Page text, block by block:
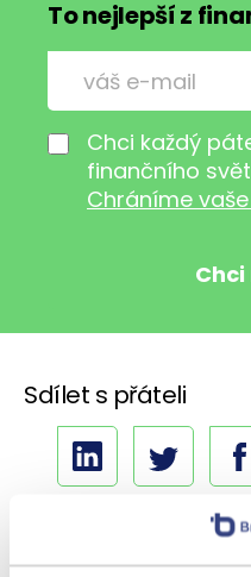
To nejlepší z
Chci každý
finančního
Chráníme
Sdílet s přáteli